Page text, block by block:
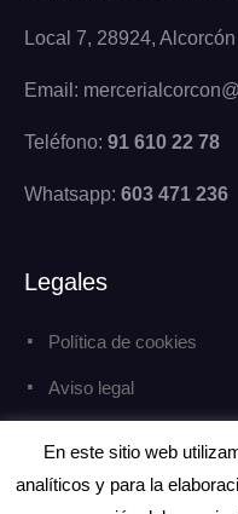
Local 7, 28924,
Email:
Teléfono: 91 610 22 78
Whatsapp: 603 471 236
Legales
Política de cookies
Aviso legal
En este sitio web
analíticos y para la